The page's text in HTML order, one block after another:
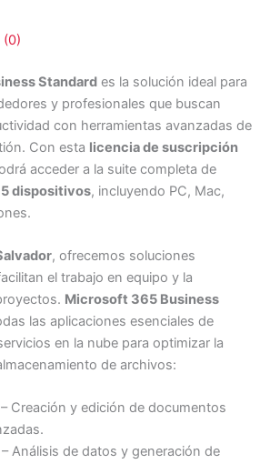
(0)
Standard es la solución ideal para
y profesionales que buscan
con herramientas avanzadas de
Con esta licencia de suscripción
acceder a la suite completa de
5 dispositivos, incluyendo PC, Mac,
, ofrecemos soluciones
el trabajo en equipo y la
Microsoft 365 Business
las aplicaciones esenciales de
en la nube para optimizar la
de archivos:
– Creación y edición de documentos
– Análisis de datos y generación de